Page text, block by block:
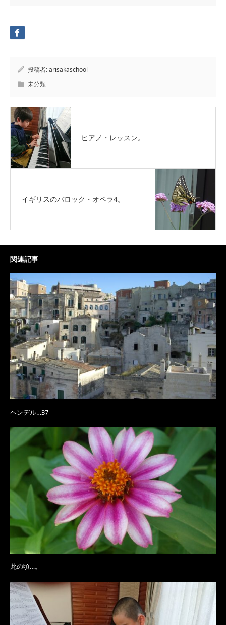
投稿者:arisakaschool
未分類
ピアノ・レッスン。
イギリスのバロック・オペラ4。
関連記事
ヘンデル…37
此の頃…。